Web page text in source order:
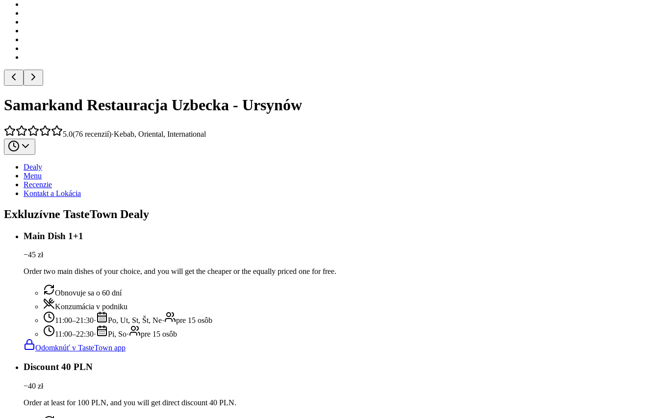
Samarkand Restauracja Uzbecka - Ursynów
5.0(76 recenzií)·Kebab, Oriental, International
Dealy
Menu
Recenzie
Kontakt a Lokácia
Exkluzívne TasteTown Dealy
Main Dish 1+1
−45 zł
Order two main dishes of your choice, and you will get the cheaper or the equally priced one for free.
Obnovuje sa o 60 dní
Konzumácia v podniku
11:00–21:30· Po, Ut, St, Št, Ne·
pre 15 osôb
11:00–22:30· Pi, So·
pre 15 osôb
Odomknúť v TasteTown app
Discount 40 PLN
−40 zł
Order at least for 100 PLN, and you will get direct discount 40 PLN.